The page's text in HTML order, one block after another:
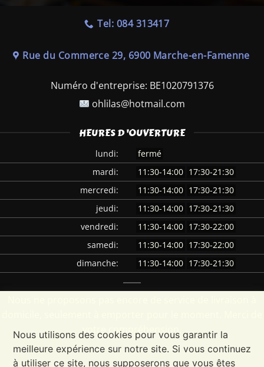
Tel: 084 313417
Rue du Commerce 29, 6900 Marche-en-Famenne
Numéro d'entreprise: BE1020791376
ohlilas@hotmail.com
HEURES D 'OUVERTURE
lundi:
fermé
mardi:
11:30-14:00 17:30-21:30
mercredi:
11:30-14:00 17:30-21:30
jeudi:
11:30-14:00 17:30-21:30
vendredi:
11:30-14:00 17:30-22:00
samedi:
11:30-14:00 17:30-22:00
dimanche:
11:30-14:00 17:30-21:30
votre compréhension.
Nous utilisons des cookies pour vous garantir la
meilleure expérience sur notre site. Si vous continuez
à utiliser ce site, nous supposerons que vous êtes